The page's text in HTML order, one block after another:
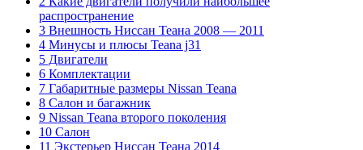
распространение
3 Внешность Ниссан Теана 2008 — 2011
4 Минусы и плюсы Teana j31
5 Двигатели
6 Комплектации
7 Габаритные размеры Nissan Teana
8 Салон и багажник
9 Nissan Teana второго поколения
10 Салон
11 Экстерьер Ниссан Теана 2014